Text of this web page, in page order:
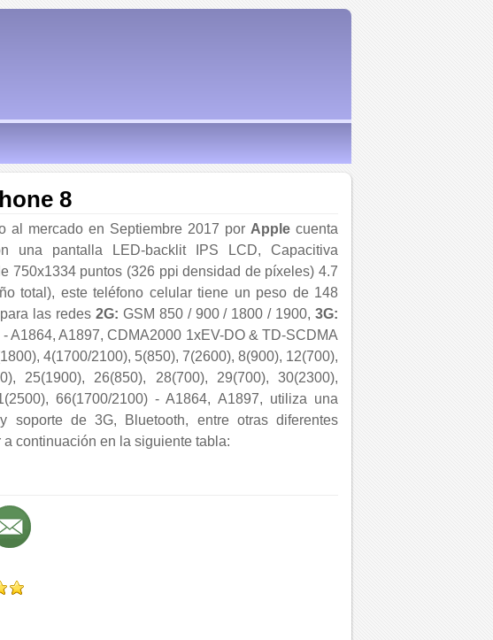
8
al mercado en Septiembre 2017 por Apple cuenta
una pantalla LED-backlit IPS LCD, Capacitiva
750x1334 puntos (326 ppi densidad de píxeles) 4.7
total), este teléfono celular tiene un peso de 148
las redes 2G: GSM 850 / 900 / 1800 / 1900, 3G:
A1864, A1897, CDMA2000 1xEV-DO & TD-SCDMA
4(1700/2100), 5(850), 7(2600), 8(900), 12(700),
25(1900), 26(850), 28(700), 29(700), 30(2300),
66(1700/2100) - A1864, A1897, utiliza una
soporte de 3G, Bluetooth, entre otras diferentes
continuación en la siguiente tabla: